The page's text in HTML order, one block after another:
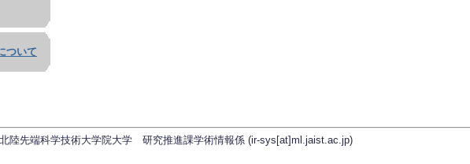
ついて
陸先端科学技術大学院大学 研究推進課学術情報係 (ir-sys[at]ml.jaist.ac.jp)